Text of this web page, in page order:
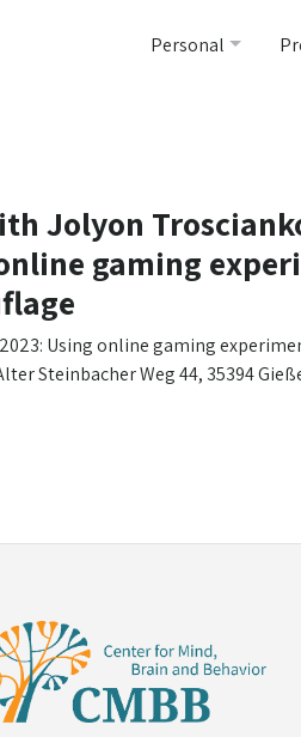
Personal
Jolyon
gaming
Using online gaming
Steinbacher Weg 44, 35394